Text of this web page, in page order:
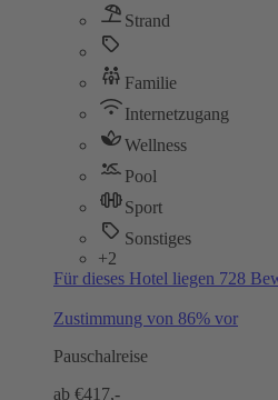
Strand
Familie
Internetzugang
Wellness
Pool
Sport
Sonstiges
+2
Für dieses Hotel liegen 728
Zustimmung von 86% vor
Pauschalreise
ab €417,-